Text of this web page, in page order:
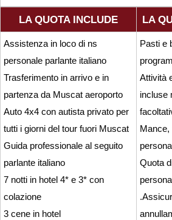
LA QUOTA INCLUDE LA
Assistenza in loco di ns
personale parlante italiano
Trasferimento in arrivo e in
partenza da Muscat aeroporto
Auto 4x4 con autista privato per
tutti i giorni del tour fuori Muscat
Guida professionale al seguito
parlante italiano
7 notti in hotel 4* e 3* con
colazione
3 cene in hotel
Pasti e
Attività
incluse
Mance,
Quota
persona